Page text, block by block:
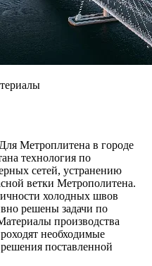
Для Метроплитена в городе
технология по
сетей, устранению
ветки Метрополитена.
холодных швов
решены задачи по
производства
необходимые
поставленной